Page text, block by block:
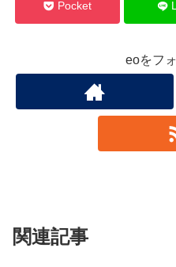
Pocket
eoをフ
関連記事